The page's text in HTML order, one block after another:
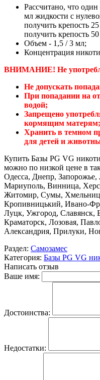
Рассчитано, что
мл жидкости с
получить крепость
получить крепость
Объем - 1,5 / 3 мл;
Концентрация
ВНИМАНИЕ! Не
Не допускать
При попадании на
водой;
Запрещено
кормящим матерям;
Хранить в темном
для детей и
Купить Базы PG VG
можно по низкой цене в
Одесса, Днепр,
Мариуполь, Винница,
Житомир, Сумы,
Кропивницький, Ивано-
Луцк, Ужгород, Славянск,
Краматорск, Лозовая,
Александрия, Прилуки,
Раздел: Самозамес
Категория: Базы PG VG
Написать отзыв
Ваше имя:
Достоинства:
Недостатки: